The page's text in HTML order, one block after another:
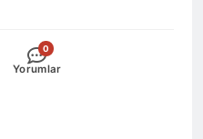
0
Yorumlar